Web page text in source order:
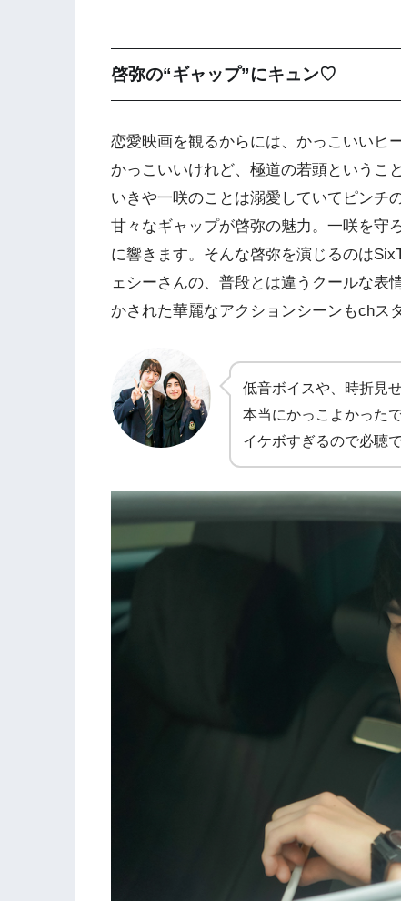
啓弥の“ギャップ”にキュン♡
恋愛映画を観るからには、かっこいいヒ
かっこいいけれど、極道の若頭という
いきや一咲のことは溺愛していてピンチ
甘々なギャップが啓弥の魅力。一咲を守
に響きます。そんな啓弥を演じるのは
ェシーさんの、普段とは違うクールな表
かされた華麗なアクションシーンもchス
低音ボイスや、時折見
本当にかっこよかった
イケボすぎるので必聴で